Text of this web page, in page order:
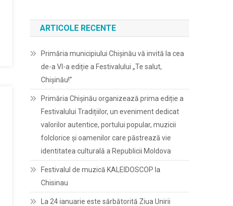
ARTICOLE RECENTE
Primăria municipiului Chișinău vă invită la cea
de-a VI-a ediție a Festivalului „Te salut,
Chișinău!”
Primăria Chișinău organizează prima ediție a
Festivalului Tradițiilor, un eveniment dedicat
valorilor autentice, portului popular, muzicii
folclorice și oamenilor care păstrează vie
identitatea culturală a Republicii Moldova
Festivalul de muzică KALEIDOSCOP la
Chisinau
La 24 ianuarie este sărbătorită Ziua Unirii